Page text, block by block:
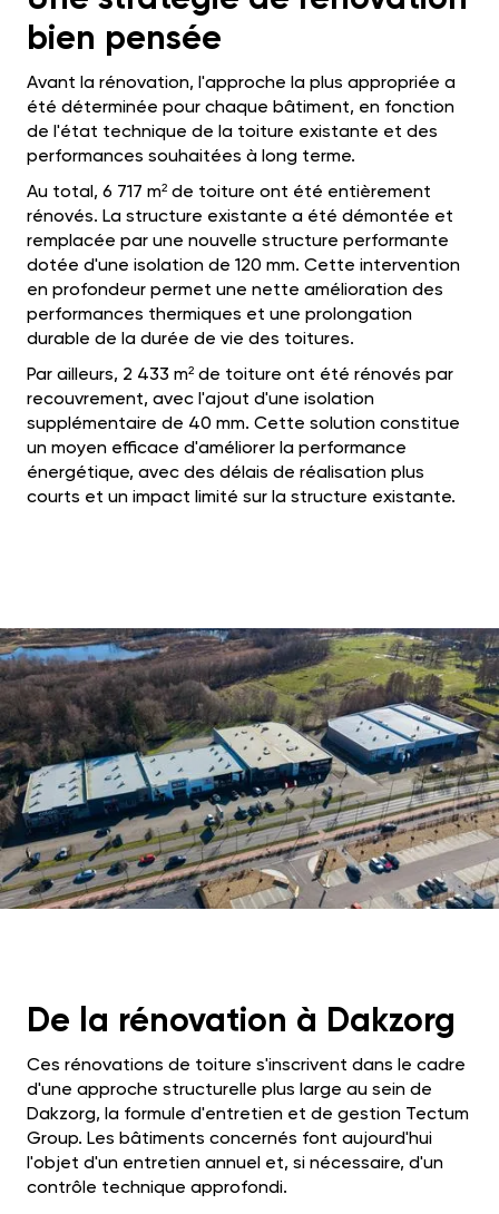
bien pensée
Avant la rénovation, l'approche la plus appropriée a
été déterminée pour chaque bâtiment, en fonction
de l'état technique de la toiture existante et des
performances souhaitées à long terme.
Au total, 6 717 m² de toiture ont été entièrement
rénovés. La structure existante a été démontée et
remplacée par une nouvelle structure performante
dotée d'une isolation de 120 mm. Cette intervention
en profondeur permet une nette amélioration des
performances thermiques et une prolongation
durable de la durée de vie des toitures.
Par ailleurs, 2 433 m² de toiture ont été rénovés par
recouvrement, avec l'ajout d'une isolation
supplémentaire de 40 mm. Cette solution constitue
un moyen efficace d'améliorer la performance
énergétique, avec des délais de réalisation plus
courts et un impact limité sur la structure existante.
De la rénovation à Dakzorg
Ces rénovations de toiture s'inscrivent dans le cadre
d'une approche structurelle plus large au sein de
Dakzorg, la formule d'entretien et de gestion Tectum
Group. Les bâtiments concernés font aujourd'hui
l'objet d'un entretien annuel et, si nécessaire, d'un
contrôle technique approfondi.